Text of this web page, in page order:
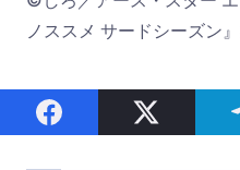
ノススメ サードシーズン